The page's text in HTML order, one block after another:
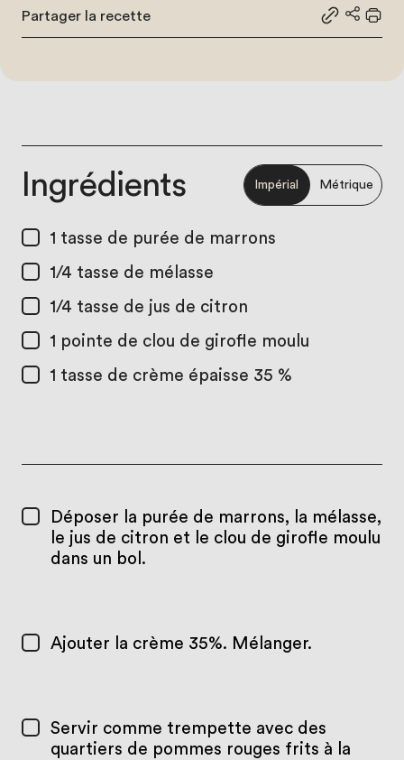
Partager la recette
Partager
Ingrédients Impérial Métrique
1 tasse de purée de marrons
1/4 tasse de mélasse
1/4 tasse de jus de citron
1 pointe de clou de girofle moulu
1 tasse de crème épaisse 35 %
Déposer la purée de marrons, la mélasse,
le jus de citron et le clou de girofle moulu
dans un bol.
Ajouter la crème 35%. Mélanger.
Servir comme trempette avec des
quartiers de pommes rouges frits à la